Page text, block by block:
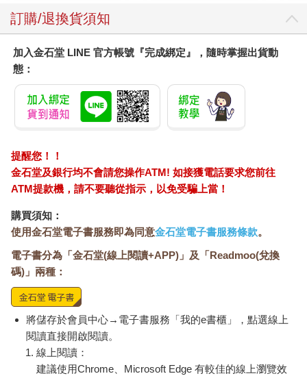
訂購/退換貨須知
加入金石堂 LINE 官方帳號『完成綁定』，隨時掌握出貨動
態：
提醒您！！
金石堂及銀行均不會請您操作ATM! 如接獲電話要求您前往
ATM提款機，請不要聽從指示，以免受騙上當！
購買須知：
使用金石堂電子書服務即為同意金石堂電子書服務條款。
電子書分為「金石堂(線上閱讀+APP)」及「Readmoo(兌換
碼)」兩種：
將儲存於會員中心→電子書服務「我的e書櫃」，點選線上
閱讀直接開啟閱讀。
線上閱讀：
建議使用Chrome、Microsoft Edge 有較佳的線上瀏覽效